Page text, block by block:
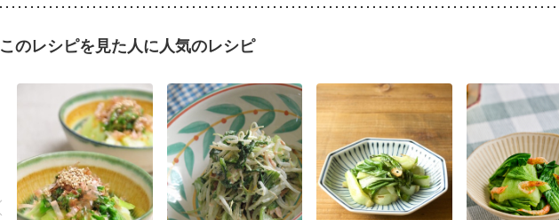
このレシピを見た人に人気のレシピ